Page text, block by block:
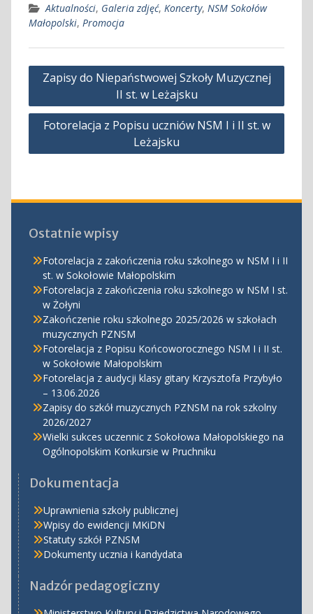
Aktualności, Galeria zdjęć, Koncerty, NSM Sokołów
Małopolski, Promocja
Nawigacja
wpisu
Zapisy do Niepaństwowej Szkoły Muzycznej
II st. w Leżajsku
Fotorelacja z Popisu uczniów NSM I i II st. w
Leżajsku
Ostatnie wpisy
Fotorelacja z zakończenia roku szkolnego w NSM I i II
st. w Sokołowie Małopolskim
Fotorelacja z zakończenia roku szkolnego w NSM I st.
w Żołyni
Zakończenie roku szkolnego 2025/2026 w szkołach
muzycznych PZNSM
Fotorelacja z Popisu Końcoworocznego NSM I i II st.
w Sokołowie Małopolskim
Fotorelacja z audycji klasy gitary Krzysztofa Przybyło
– 13.06.2026
Zapisy do szkół muzycznych PZNSM na rok szkolny
2026/2027
Wielki sukces uczennic z Sokołowa Małopolskiego na
Ogólnopolskim Konkursie w Pruchniku
Dokumentacja
Uprawnienia szkoły publicznej
Wpisy do ewidencji MKiDN
Statuty szkół PZNSM
Dokumenty ucznia i kandydata
Nadzór pedagogiczny